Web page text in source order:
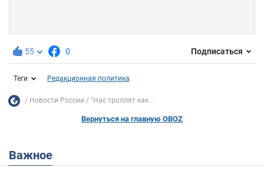
55 0 Подписаться
Теги Редакционная политика
Новости России "Нас троллят как...
Вернуться на главную OBOZ
Важное